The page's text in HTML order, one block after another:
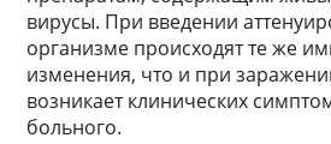
вирусы. При введении
организме происходят те же
изменения, что и при
возникает клинических
больного.